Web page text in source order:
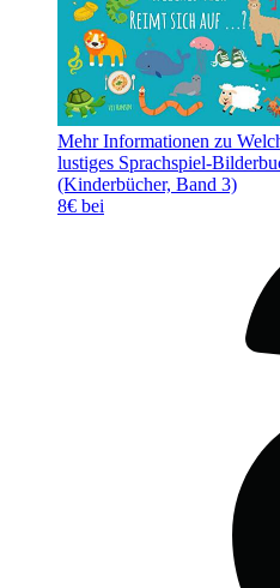
Mehr Informationen zu
lustiges Sprachspiel-
(Kinderbücher, Band 3)
8€ bei